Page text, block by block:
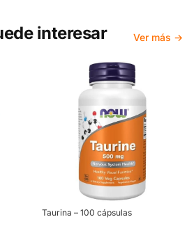
interesar Ver más →
Taurina – 100 cápsulas